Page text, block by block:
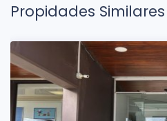
Propidades Similares